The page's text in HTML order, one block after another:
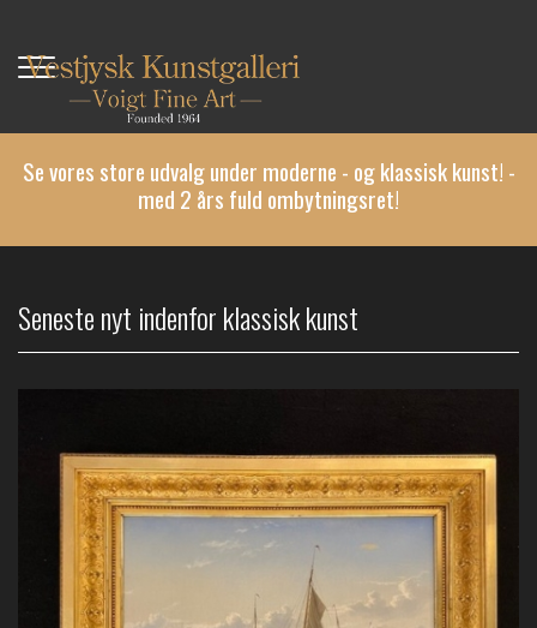
hovedindhold
Se vores store udvalg under moderne - og klassisk kunst! -
med 2 års fuld ombytningsret!
Seneste nyt indenfor klassisk kunst